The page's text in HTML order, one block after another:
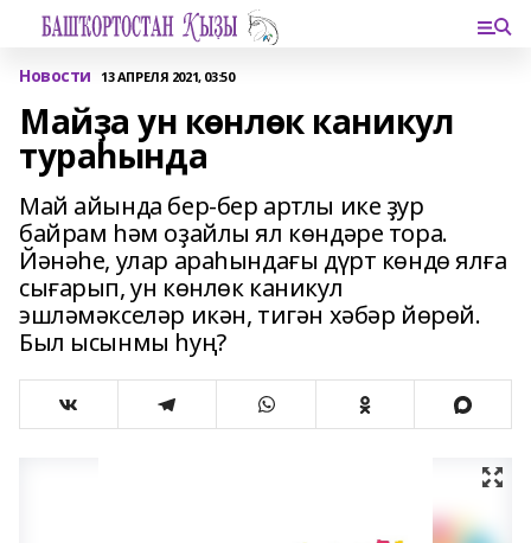
Новости 13 АПРЕЛЯ 2021, 03:50
Майҙа ун көнлөк каникул
тураһында
Май айында бер-бер артлы ике ҙур
байрам һәм оҙайлы ял көндәре тора.
Йәнәһе, улар араһындағы дүрт көндө ялға
сығарып, ун көнлөк каникул
эшләмәкселәр икән, тигән хәбәр йөрөй.
Был ысынмы һуң?